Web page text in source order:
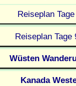
Reiseplan
Reiseplan Tage
Wüsten
Kanada